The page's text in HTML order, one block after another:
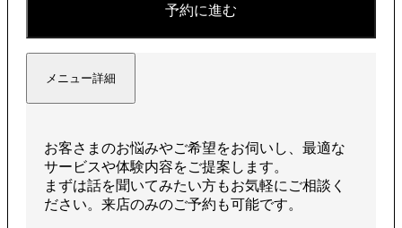
予約に進む
メニュー詳細
お客さまのお悩みやご希望をお伺いし、最適な
サービスや体験内容をご提案します。
まずは話を聞いてみたい方もお気軽にご相談く
ださい。来店のみのご予約も可能です。